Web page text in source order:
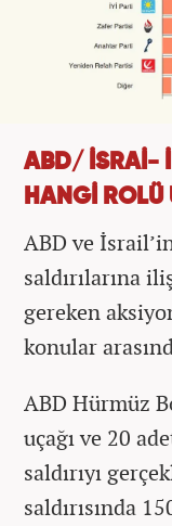
ABD/ İSRAİ-
HANGİ ROLÜ
ABD ve
saldırılarına
gereken
konular
ABD Hürmüz
uçağı ve 20
saldırıyı
saldırısında